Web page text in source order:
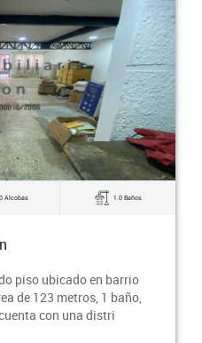
0 Alcobas 1.0 Baños
piso ubicado en barrio
de 123 metros, 1 baño,
con una distri